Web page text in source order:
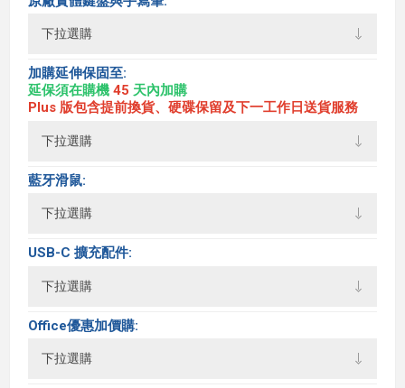
加購延伸保固至:
延保須在購機 45 天內加購
Plus 版包含提前換貨、硬碟保留及下一工作日送貨服務
藍牙滑鼠:
USB-C 擴充配件:
Office優惠加價購: